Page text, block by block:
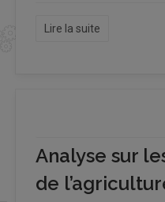
Lire la suite
Analyse sur
de